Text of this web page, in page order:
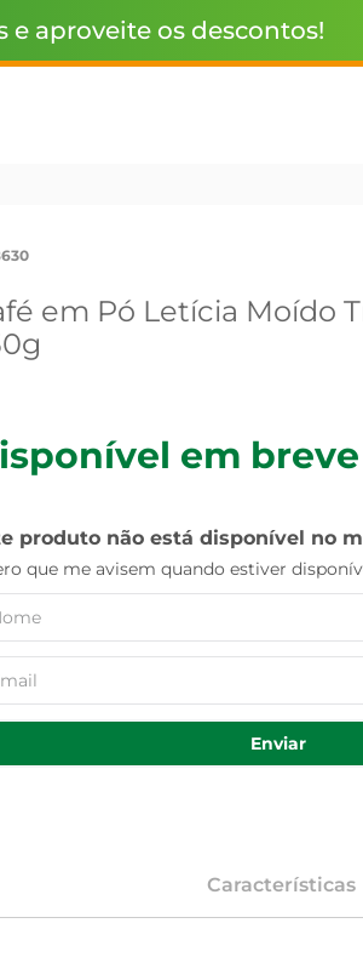
e aproveite os descontos!
em Pó Letícia Moído
em breve
produto não está disponível no
que me avisem quando estiver
Enviar
Características